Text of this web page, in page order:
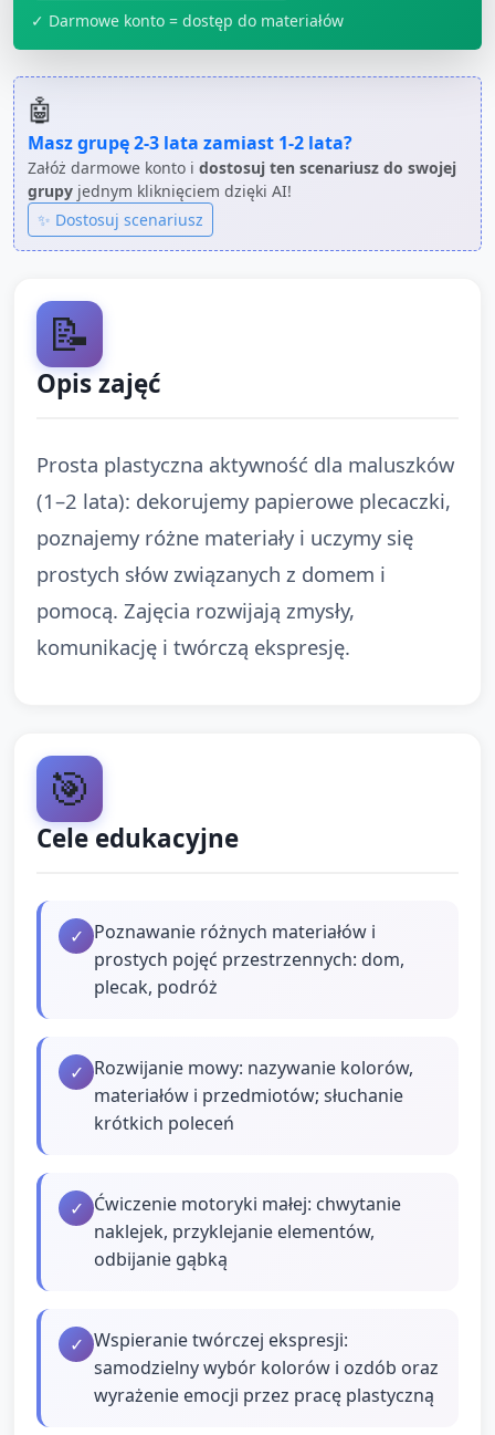
✓ Darmowe konto = dostęp do materiałów
🤖
Masz grupę2-3 lata zamiast 1-2 lata?
Załóż darmowe konto i dostosuj ten scenariusz do swojej
grupy jednym kliknięciem dzięki AI!
✨ Dostosuj scenariusz
📝
Opis zajęć
Prosta plastyczna aktywność dla maluszków
(1–2 lata): dekorujemy papierowe plecaczki,
poznajemy różne materiały i uczymy się
prostych słów związanych z domem i
pomocą. Zajęcia rozwijają zmysły,
komunikację i twórczą ekspresję.
🎯
Cele edukacyjne
✓ Poznawanie różnych materiałów i
prostych pojęć przestrzennych: dom,
plecak, podróż
✓ Rozwijanie mowy: nazywanie kolorów,
materiałów i przedmiotów; słuchanie
krótkich poleceń
✓ Ćwiczenie motoryki małej: chwytanie
naklejek, przyklejanie elementów,
odbijanie gąbką
✓ Wspieranie twórczej ekspresji:
samodzielny wybór kolorów i ozdób oraz
wyrażenie emocji przez pracę plastyczną